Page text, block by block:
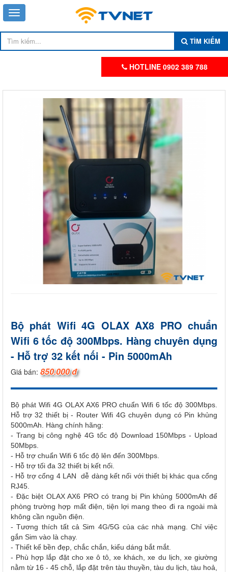
TÌM KIẾM
HOTLINE 0902 389 788
Bộ phát Wifi 4G OLAX AX8 PRO chuẩn
Wifi 6 tốc độ 300Mbps. Hàng chuyên dụng
- Hỗ trợ 32 kết nối - Pin 5000mAh
Giá bán: 850.000 đ
Bộ phát Wifi 4G OLAX AX6 PRO chuẩn Wifi 6 tốc độ 300Mbps.
Hỗ trợ 32 thiết bị - Router Wifi 4G chuyên dụng có Pin khủng
5000mAh. Hàng chính hãng:
- Trang bị công nghệ 4G tốc độ Download 150Mbps - Upload
50Mbps.
- Hỗ trợ chuẩn Wifi 6 tốc độ lên đến 300Mbps.
- Hỗ trợ tối đa 32 thiết bị kết nối.
- Hỗ trợ cổng 4 LAN dễ dàng kết nối với thiết bị khác qua cổng
RJ45.
- Đặc biệt OLAX AX6 PRO có trang bị Pin khủng 5000mAh để
phòng trường hợp mất điện, tiện lợi mang theo đi ra ngoài mà
không cần nguồn điện.
- Tương thích tất cả Sim 4G/5G của các nhà mạng. Chỉ việc
gắn Sim vào là chạy.
- Thiết kế bền đẹp, chắc chắn, kiểu dáng bắt mắt.
- Phù hợp lắp đặt cho xe ô tô, xe khách, xe du lịch, xe giường
nằm từ 16 - 45 chỗ, lắp đặt trên tàu thuyền, tàu du lịch, tàu hoả,